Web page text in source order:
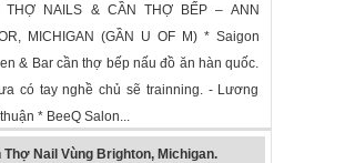
THỢ NAILS & CẦN THỢ BẾP – ANN
MICHIGAN (GẦN U OF M) * Saigon
& Bar cần thợ bếp nấu đồ ăn hàn quốc.
có tay nghề chủ sẽ trainning. - Lương
* BeeQ Salon...
Thợ Nail Vùng Brighton, Michigan.